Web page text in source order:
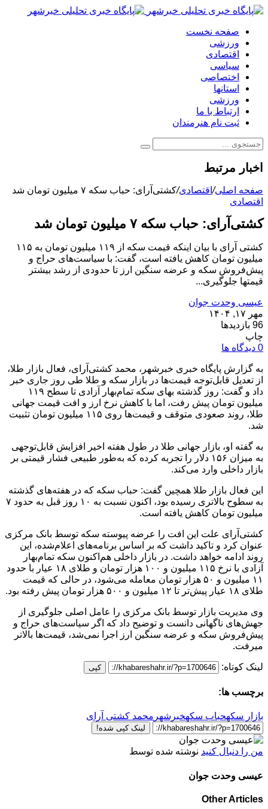
صفحه نخست
ورزشی
اقتصادی
سیاسی
اختصاصی
استانها
ورزشی
ارتباط با ما
ثبت نام هنرمندان
اخبار مرتبط
صفحه اصلی/اقتصادی/کشتی‌آرای: حباب سکه ۷ میلیون تومان شد
اقتصادی
کشتی‌آرای: حباب سکه ۷ میلیون تومان شد
کشتی آرای با بیان اینکه قیمت سکه از ۱۱۹ میلیون تومان به ۱۱۵
میلیون تومان کاهش یافته است، گفت: با سیاست‌های حراج و
پیش‌فروش سکه و عرضه سنگین ارز تا حدودی از رشد بیشتر
قیمتها جلوگیری...
عیسی وحدت جوان
مهر ۱۷, ۱۴۰۴
96 بازدیدها
چاپ
0 دیدگاه ها
به گزارش پایگاه خبری خبرشهر، محمد کشتی‌آرای، فعال بازار طلا،
از تعدیل قابل‌توجه قیمت‌ها در بازار سکه و طلا طی روز جاری خبر
داد و گفت: روز گذشته بهای سکه تمام‌بهار آزادی تا سطح ۱۱۹
میلیون تومان پیش رفت، اما با کاهش نرخ ارز و افت قیمت جهانی
طلا، روند صعودی متوقف و قیمت‌ها روی ۱۱۵ میلیون تومان تثبیت
شد.
به گفته او، بازار جهانی طلا در طول هفته اخیر افزایش قابل‌توجهی
به میزان ۱۵۶ دلار را تجربه کرده که به‌طور طبیعی فشار قیمتی بر
بازار داخلی وارد می‌کند.
این فعال بازار طلا همچین گفت: حباب سکه که در هفته‌های گذشته
به سطوح بالاتری رسیده بود، اکنون نسبت به ۱۰ روز قبل به حدود ۷
میلیون تومان کاهش یافته است.
کشتی‌آرای علت این افت را عرضه پیوسته سکه توسط بانک مرکزی
عنوان کرد و تاکید داشت که بر اساس برنامه‌های اعلام‌شده، این
روند ادامه خواهد داشت. در بازار داخلی هم‌اکنون سکه تمام‌بهار
آزادی با نرخ ۱۱۵ میلیون و ۱۰۰ هزار تومان و طلای ۱۸ عیار با حدود
۱۱ میلیون و ۵۰ هزار تومان معامله می‌شود، در حالی که قیمت
طلای ۱۸ عیار پیش‌تر تا ۱۲ میلیون و ۵۰۰ هزار تومان پیش رفته بود.
وی مدیریت بازار توسط بانک مرکزی را عامل اصلی جلوگیری از
جهش‌های ناگهانی دانست و توضیح داد که اگر سیاست‌های حراج و
پیش‌فروش سکه و عرضه سنگین ارز اجرا نمی‌شد، قیمت‌ها بالاتر
میرفت.
لینک کوتاه: کپی
برچسب ها:
بازار سکهحباب سکهخبرشهر محمد کشتی آرای
لینک کپی شده!
من را دنبال کنید نوشته شده توسط
عیسی وحدت جوان
Other Articles